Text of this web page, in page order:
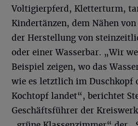
Voltigierpferd, Kletterturm,
Kindertänzen, dem Nähen
der Herstellung von
oder einer Wasserbar. „Wir
Beispiel zeigen, wo das
wie es letztlich im Duschkopf
Kochtopf landet“, berichtet
Geschäftsführer der